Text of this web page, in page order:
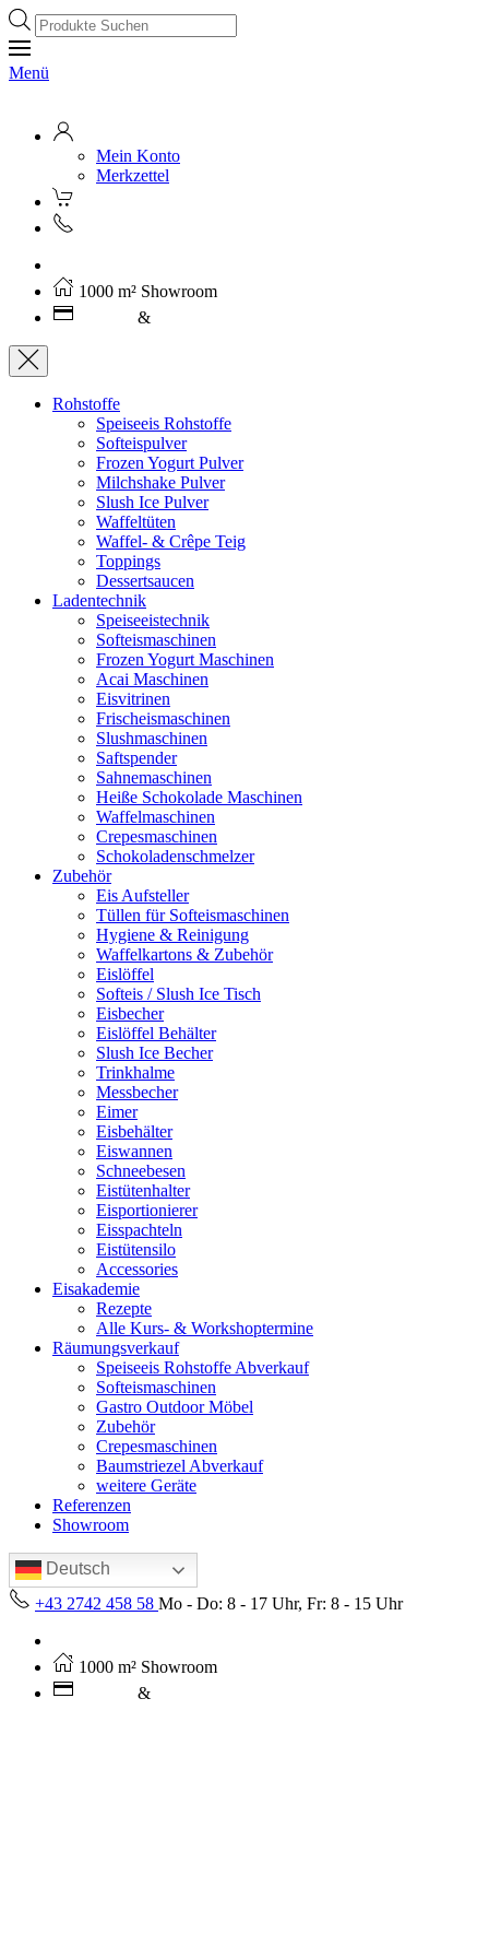
Products
search
Menü
Mein Konto
Merkzettel
1000 m² Showroom
&
Rohstoffe
Speiseeis Rohstoffe
Softeispulver
Frozen Yogurt Pulver
Milchshake Pulver
Slush Ice Pulver
Waffeltüten
Waffel- & Crêpe Teig
Toppings
Dessertsaucen
Ladentechnik
Speiseeistechnik
Softeismaschinen
Frozen Yogurt Maschinen
Acai Maschinen
Eisvitrinen
Frischeismaschinen
Slushmaschinen
Saftspender
Sahnemaschinen
Heiße Schokolade Maschinen
Waffelmaschinen
Crepesmaschinen
Schokoladenschmelzer
Zubehör
Eis Aufsteller
Tüllen für Softeismaschinen
Hygiene & Reinigung
Waffelkartons & Zubehör
Eislöffel
Softeis / Slush Ice Tisch
Eisbecher
Eislöffel Behälter
Slush Ice Becher
Trinkhalme
Messbecher
Eimer
Eisbehälter
Eiswannen
Schneebesen
Eistütenhalter
Eisportionierer
Eisspachteln
Eistütensilo
Accessories
Eisakademie
Rezepte
Alle Kurs- & Workshoptermine
Räumungsverkauf
Speiseeis Rohstoffe Abverkauf
Softeismaschinen
Gastro Outdoor Möbel
Zubehör
Crepesmaschinen
Baumstriezel Abverkauf
weitere Geräte
Referenzen
Showroom
Deutsch
+43 2742 458 58 Mo - Do: 8 - 17 Uhr, Fr: 8 - 15 Uhr
1000 m² Showroom
&